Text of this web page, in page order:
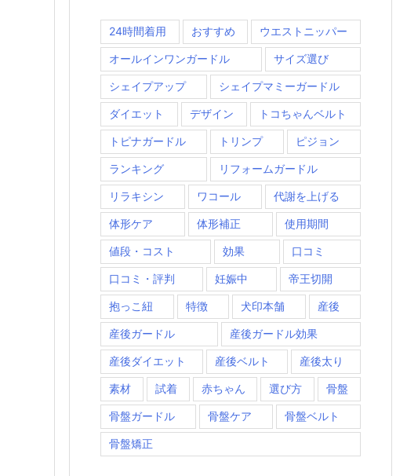
24時間着用 おすすめ ウエストニッパー
オールインワンガードル サイズ選び
シェイプアップ シェイプマミーガードル
ダイエット デザイン トコちゃんベルト
トピナガードル トリンプ ピジョン
ランキング リフォームガードル
リラキシン ワコール 代謝を上げる
体形ケア 体形補正 使用期間
値段・コスト 効果 口コミ
口コミ・評判 妊娠中 帝王切開
抱っこ紐 特徴 犬印本舗 産後
産後ガードル 産後ガードル効果
産後ダイエット 産後ベルト 産後太り
素材 試着 赤ちゃん 選び方 骨盤
骨盤ガードル 骨盤ケア 骨盤ベルト
骨盤矯正